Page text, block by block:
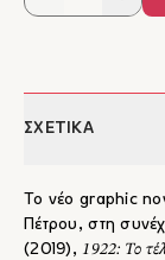
ΣΧΕΤΙΚΑ
Το νέο graphic
Πέτρου, στη
(2019), 1922: Το